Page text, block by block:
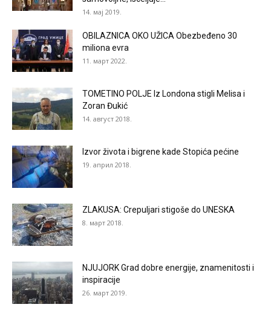
14. мај 2019.
OBILAZNICA OKO UŽICA Obezbeđeno 30
miliona evra
11. март 2022.
TOMETINO POLJE Iz Londona stigli Melisa i
Zoran Đukić
14. август 2018.
Izvor života i bigrene kade Stopića pećine
19. април 2018.
ZLAKUSA: Crepuljari stigoše do UNESKA
8. март 2018.
NJUJORK Grad dobre energije, znamenitosti i
inspiracije
26. март 2019.